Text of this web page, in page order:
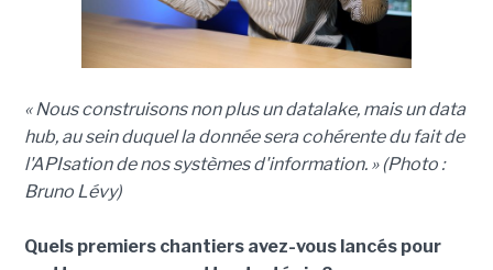
« Nous construisons non plus un datalake, mais un data
hub, au sein duquel la donnée sera cohérente du fait de
l'APIsation de nos systèmes d'information. » (Photo :
Bruno Lévy)
Quels premiers chantiers avez-vous lancés pour